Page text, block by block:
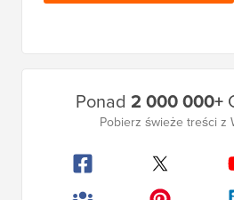
Ponad 2 000 000+
Pobierz świeże treści z